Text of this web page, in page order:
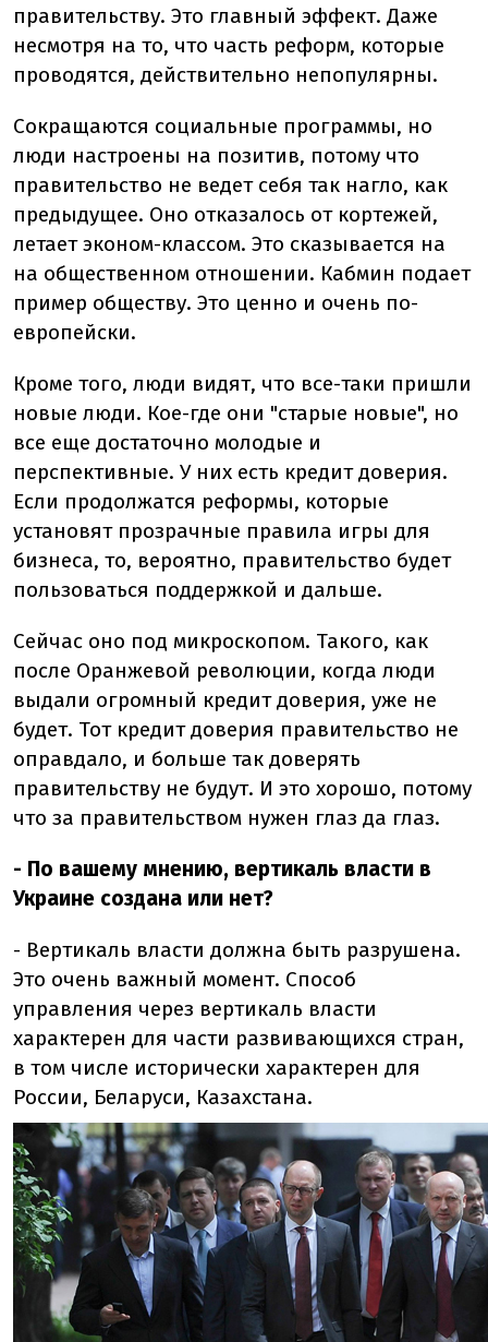
правительству. Это главный эффект. Даже
несмотря на то, что часть реформ, которые
проводятся, действительно непопулярны.
Сокращаются социальные программы, но
люди настроены на позитив, потому что
правительство не ведет себя так нагло, как
предыдущее. Оно отказалось от кортежей,
летает эконом-классом. Это сказывается на
на общественном отношении. Кабмин подает
пример обществу. Это ценно и очень по-
европейски.
Кроме того, люди видят, что все-таки пришли
новые люди. Кое-где они "старые новые", но
все еще достаточно молодые и
перспективные. У них есть кредит доверия.
Если продолжатся реформы, которые
установят прозрачные правила игры для
бизнеса, то, вероятно, правительство будет
пользоваться поддержкой и дальше.
Сейчас оно под микроскопом. Такого, как
после Оранжевой революции, когда люди
выдали огромный кредит доверия, уже не
будет. Тот кредит доверия правительство не
оправдало, и больше так доверять
правительству не будут. И это хорошо, потому
что за правительством нужен глаз да глаз.
- По вашему мнению, вертикаль власти в
Украине создана или нет?
- Вертикаль власти должна быть разрушена.
Это очень важный момент. Способ
управления через вертикаль власти
характерен для части развивающихся стран,
в том числе исторически характерен для
России, Беларуси, Казахстана.